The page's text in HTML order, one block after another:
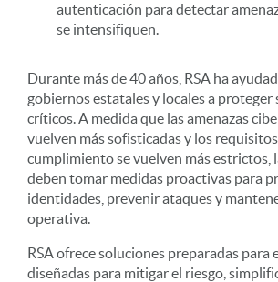
autenticación para detectar
se intensifiquen.
Durante más de 40 años, RSA ha
gobiernos estatales y locales a proteger
críticos. A medida que las amenazas
vuelven más sofisticadas y los
cumplimiento se vuelven más estrictos,
deben tomar medidas proactivas para
identidades, prevenir ataques y
operativa.
RSA ofrece soluciones preparadas para
diseñadas para mitigar el riesgo,